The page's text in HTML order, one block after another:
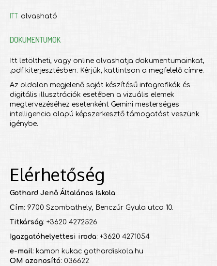
ITT olvasható
DOKUMENTUMOK
Itt letöltheti, vagy online olvashatja dokumentumainkat,
.pdf kiterjesztésben. Kérjük, kattintson a megfelelő címre.
Az oldalon megjelenő saját készítésű infografikák és
digitális illusztrációk esetében a vizuális elemek
megtervezéséhez esetenként Gemini mesterséges
intelligencia alapú képszerkesztő támogatást veszünk
igénybe.
Elérhetőség
Gothard Jenő Általános Iskola
Cím: 9700 Szombathely, Benczúr Gyula utca 10.
Titkárság: +3620 4272526
Igazgatóhelyettesi iroda: +3620 4271054
e-mail: kamon kukac gothardiskola.hu
OM azonosító: 036622